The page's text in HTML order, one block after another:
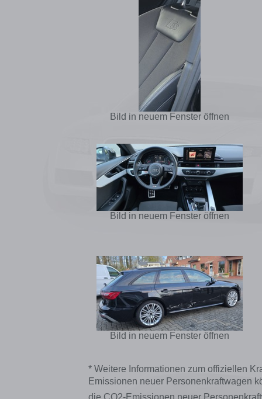
Bild in neuem Fenster öffnen
Bild in neuem Fenster öffnen
Bild in neuem Fenster öffnen
* Weitere Informationen zum offiziellen
Emissionen neuer Personenkraftwagen
die CO2-Emissionen neuer